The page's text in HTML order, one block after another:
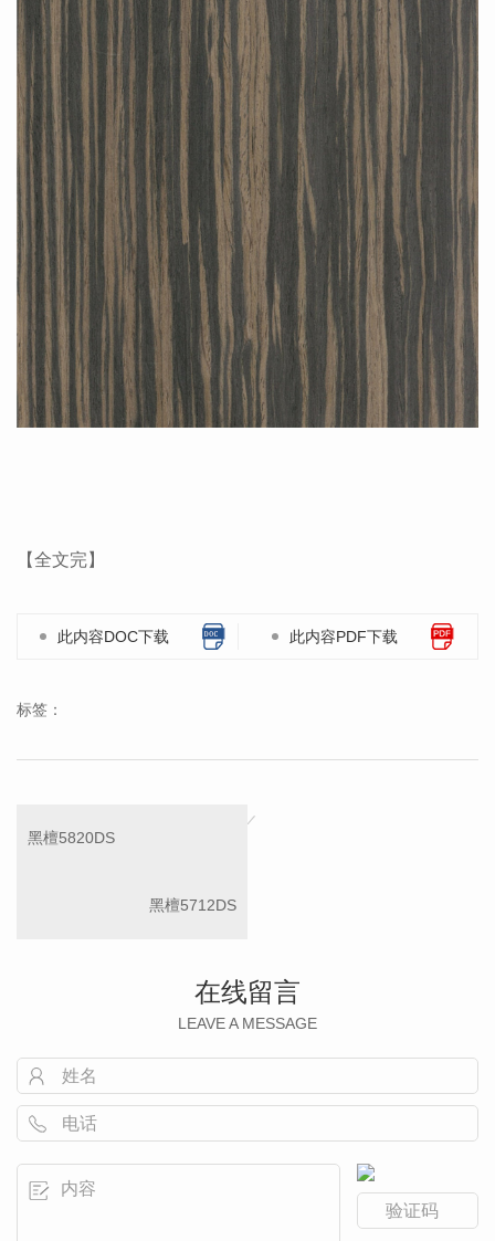
【全文完】
此内容DOC下载 此内容PDF下载
标签：
黑檀5820DS
黑檀5712DS
在线留言
LEAVE A MESSAGE